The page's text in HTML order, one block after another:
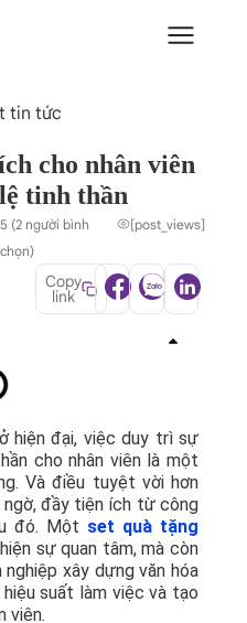
tin tức
cho nhân viên
tinh thần
5 (2 người bình
chọn)
[post_views]
Copy
link
hiện đại, việc duy trì sự
cho nhân viên là một
Và điều tuyệt vời hơn
đầy tiện ích từ công
đó. Một set quà tặng
sự quan tâm, mà còn
xây dựng văn hóa
suất làm việc và tạo
viên.